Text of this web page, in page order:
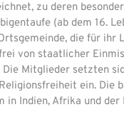
zu deren
(ab dem 16.
die für ihr
von staatlicher
Die Mitglieder setzten
ein. Die
in Indien, Afrika und